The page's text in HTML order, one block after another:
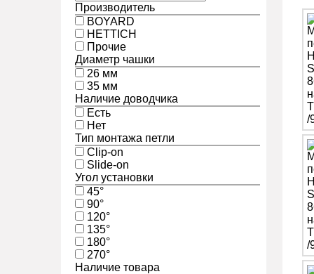
Производитель
BOYARD
HETTICH
Прочие
Диаметр чашки
26 мм
35 мм
Наличие доводчика
Есть
Нет
Тип монтажа петли
Clip-on
Slide-on
Угол установки
45°
90°
120°
135°
180°
270°
Наличие товара